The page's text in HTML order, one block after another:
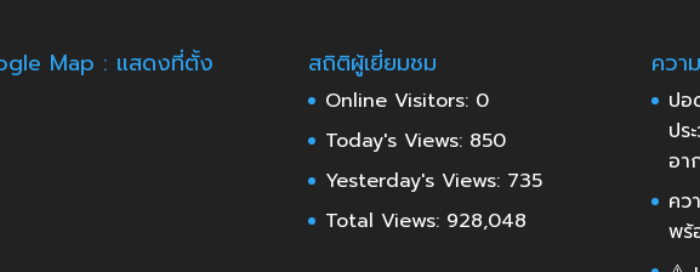
Map : แสดงที่ตั้ง สถิติผู้เยี่ยมชม
Online Visitors: 0
Today's Views: 850
Yesterday's Views: 735
Total Views: 928,048
ควา
ปอ
ปร
อา
คว
พร้